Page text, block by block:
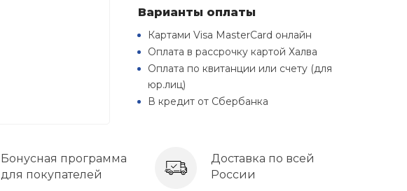
Варианты оплаты
Картами Visa MasterCard онлайн
Оплата в рассрочку картой Халва
Оплата по квитанции или счету (для
юр.лиц)
В кредит от Сбербанка
Бонусная программа
для покупателей
Доставка по всей
России